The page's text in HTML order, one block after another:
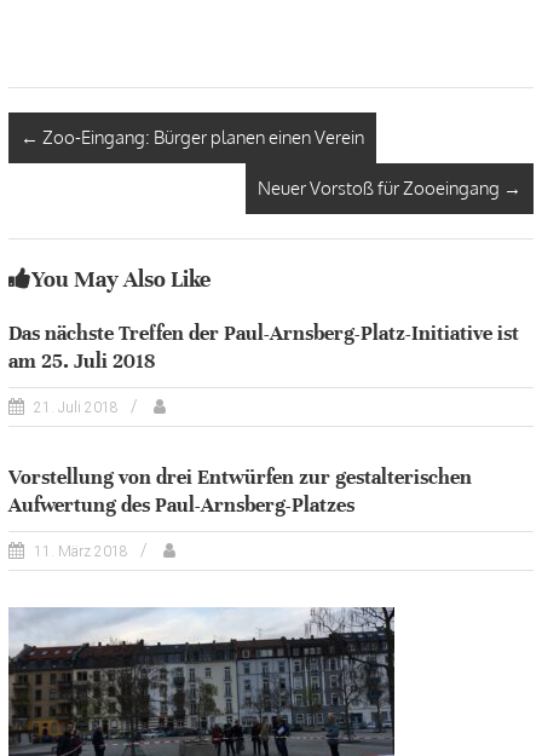
← Zoo-Eingang: Bürger planen einen Verein
Neuer Vorstoß für Zooeingang →
You May Also Like
Das nächste Treffen der Paul-Arnsberg-Platz-Initiative ist
am 25. Juli 2018
21. Juli 2018
Vorstellung von drei Entwürfen zur gestalterischen
Aufwertung des Paul-Arnsberg-Platzes
11. März 2018